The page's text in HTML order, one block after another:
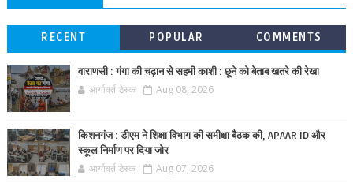
RECENT POPULAR COMMENTS
वाराणसी : गंगा की चढ़ान से सहमी काशी : छूने को बेताब खतरे की रेखा
आर्यावर्त डेस्क Aug 08, 2026
किशनगंज : डीएम ने शिक्षा विभाग की समीक्षा बैठक की, APAAR ID और
स्कूल निर्माण पर दिया जोर
आर्यावर्त डेस्क Aug 07, 2026